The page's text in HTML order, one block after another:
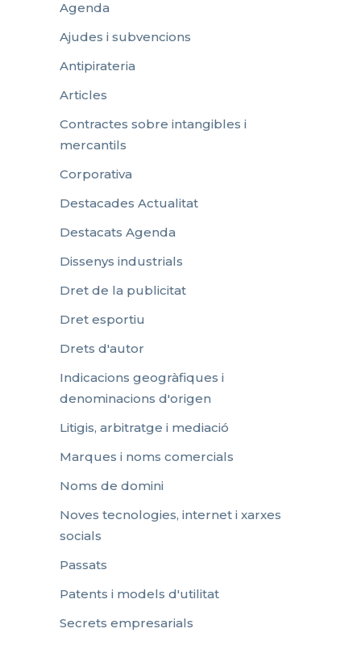
Agenda
Ajudes i subvencions
Antipirateria
Articles
Contractes sobre intangibles i
mercantils
Corporativa
Destacades Actualitat
Destacats Agenda
Dissenys industrials
Dret de la publicitat
Dret esportiu
Drets d'autor
Indicacions geogràfiques i
denominacions d'origen
Litigis, arbitratge i mediació
Marques i noms comercials
Noms de domini
Noves tecnologies, internet i xarxes
socials
Passats
Patents i models d'utilitat
Secrets empresarials